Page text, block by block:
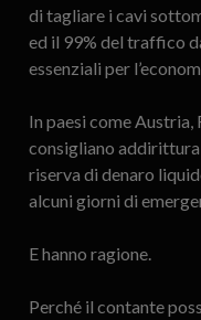
di tagliare i cavi
ed il 99% del traffico
essenziali per
In paesi come Austria,
consigliano addirittura
riserva di denaro
alcuni giorni di
E hanno ragione.
Perché il contante